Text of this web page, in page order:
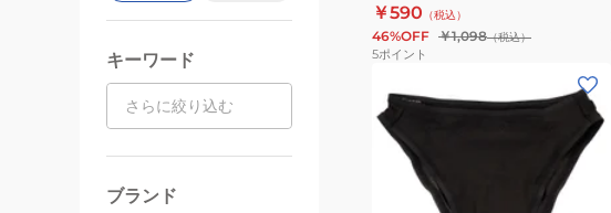
￥590 （税込）
46%OFF ￥1,098（税込）
5ポイント
キーワード
ブランド